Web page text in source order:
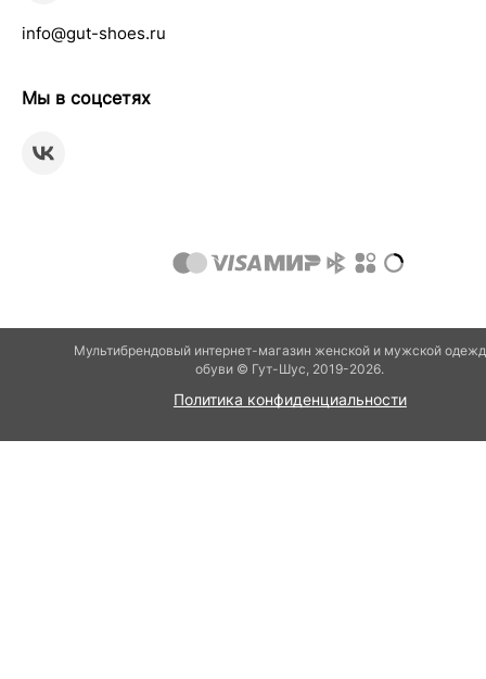
info@gut-shoes.ru
Мы в соцсетях
Мультибрендовый интернет-магазин женской и мужской
обуви © Гут-Шуc, 2019-2026.
Политика конфиденциальности